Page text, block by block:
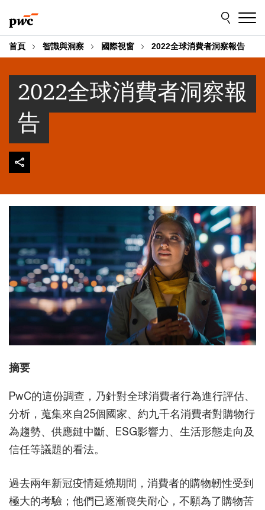
to
content
to
footer
首頁 智識與洞察 國際視窗 2022全球消費者洞察報告
2022全球消費者洞察報
告
摘要
PwC的這份調查，乃針對全球消費者行為進行評估、
分析，蒐集來自25個國家、約九千名消費者對購物行
為趨勢、供應鏈中斷、ESG影響力、生活形態走向及
信任等議題的看法。
過去兩年新冠疫情延燒期間，消費者的購物韌性受到
極大的考驗；他們已逐漸喪失耐心，不願為了購物苦